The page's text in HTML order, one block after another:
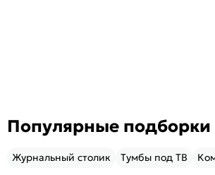
Популярные подборки
Журнальный столик Тумбы под ТВ